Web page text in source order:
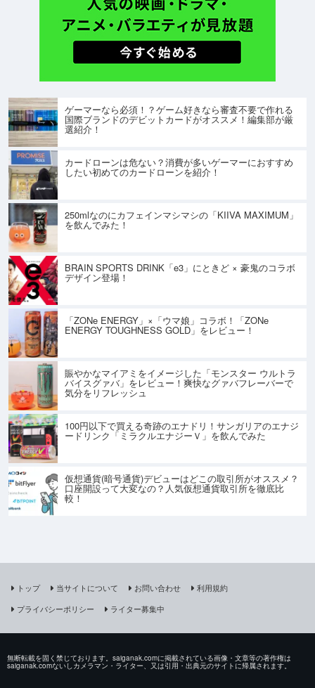
ゲーマーなら必須！？ゲーム好きなら審査不要で作れる
国際ブランドのデビットカードがオススメ！編集部が厳
選紹介！
カードローンは危ない？消費が多いゲーマーにおすすめ
したい初めてのカードローンを紹介！
250mlなのにカフェインマシマシの「KIIVA MAXIMUM」
を飲んでみた！
BRAIN SPORTS DRINK「e3」にときど × 豪鬼のコラボ
デザイン登場！
「ZONe ENERGY」×「ウマ娘」コラボ！「ZONe
ENERGY TOUGHNESS GOLD」をレビュー！
賑やかなマイアミをイメージした「モンスター ウルトラ
バイスグァバ」をレビュー！爽快なグァバフレーバーで
気分をリフレッシュ
100円以下で買える奇跡のエナドリ！サンガリアのエナジ
ードリンク「ミラクルエナジーＶ」を飲んでみた
仮想通貨(暗号通貨)デビューはどこの取引所がオススメ？
口座開設って大変なの？人気仮想通貨取引所を徹底比
較！
トップ 当サイトについて お問い合わせ
利用規約
プライバシーポリシー
ライター募集中
無断転載を固く禁じております。saiganak.comに掲載されている画像・文章等の著作権は
saiganak.comないしカメラマン・ライター、又は引用・出典元のサイトに帰属されます。